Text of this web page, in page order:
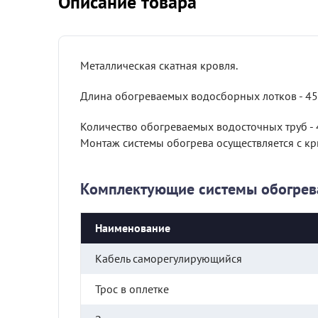
Металлическая скатная кровля.
Длина обогреваемых водосборных лотков -
Количество обогреваемых водосточных труб
Монтаж системы обогрева осуществляется с
Комплектующие системы
Наименование
Кабель саморегулирующийся
Трос в оплетке